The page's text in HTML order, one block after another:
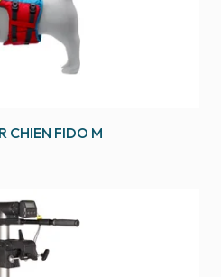
CHIEN FIDO M